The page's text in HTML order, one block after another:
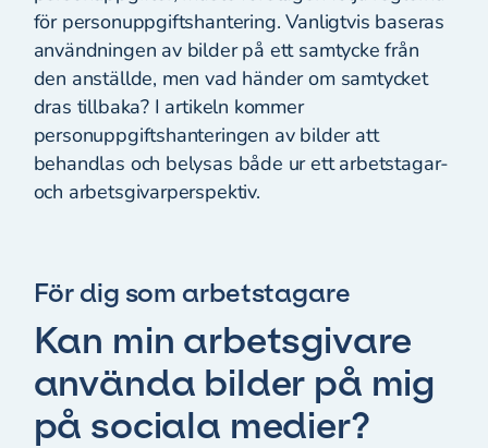
för personuppgiftshantering. Vanligtvis baseras
användningen av bilder på ett samtycke från
den anställde, men vad händer om samtycket
dras tillbaka? I artikeln kommer
personuppgiftshanteringen av bilder att
behandlas och belysas både ur ett arbetstagar-
och arbetsgivarperspektiv.
För dig som arbetstagare
Kan min arbetsgivare
använda bilder på mig
på sociala medier?